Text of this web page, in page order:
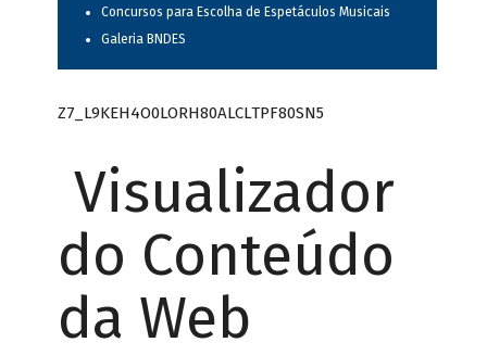
Concursos para Escolha de Espetáculos Musicais
Galeria BNDES
Z7_L9KEH4O0LORH80ALCLTPF80SN5
Visualizador
do Conteúdo
da Web